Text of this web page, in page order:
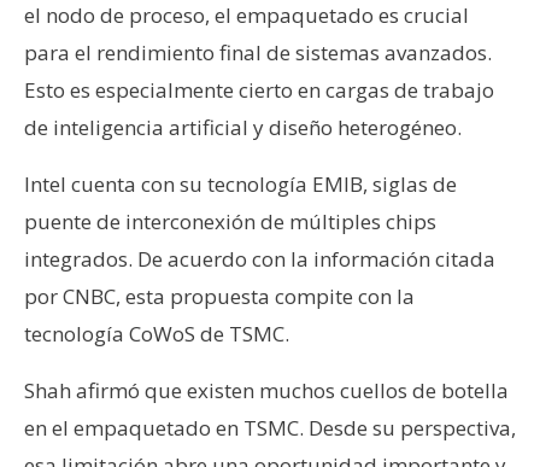
el nodo de proceso, el empaquetado es crucial
para el rendimiento final de sistemas avanzados.
Esto es especialmente cierto en cargas de trabajo
de inteligencia artificial y diseño heterogéneo.
Intel cuenta con su tecnología EMIB, siglas de
puente de interconexión de múltiples chips
integrados. De acuerdo con la información citada
por CNBC, esta propuesta compite con la
tecnología CoWoS de TSMC.
Shah afirmó que existen muchos cuellos de botella
en el empaquetado en TSMC. Desde su perspectiva,